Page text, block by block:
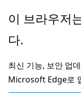
주
콘
츠
로
이 브라우저
다.
최신 기능, 보안 업
Microsoft Edge로